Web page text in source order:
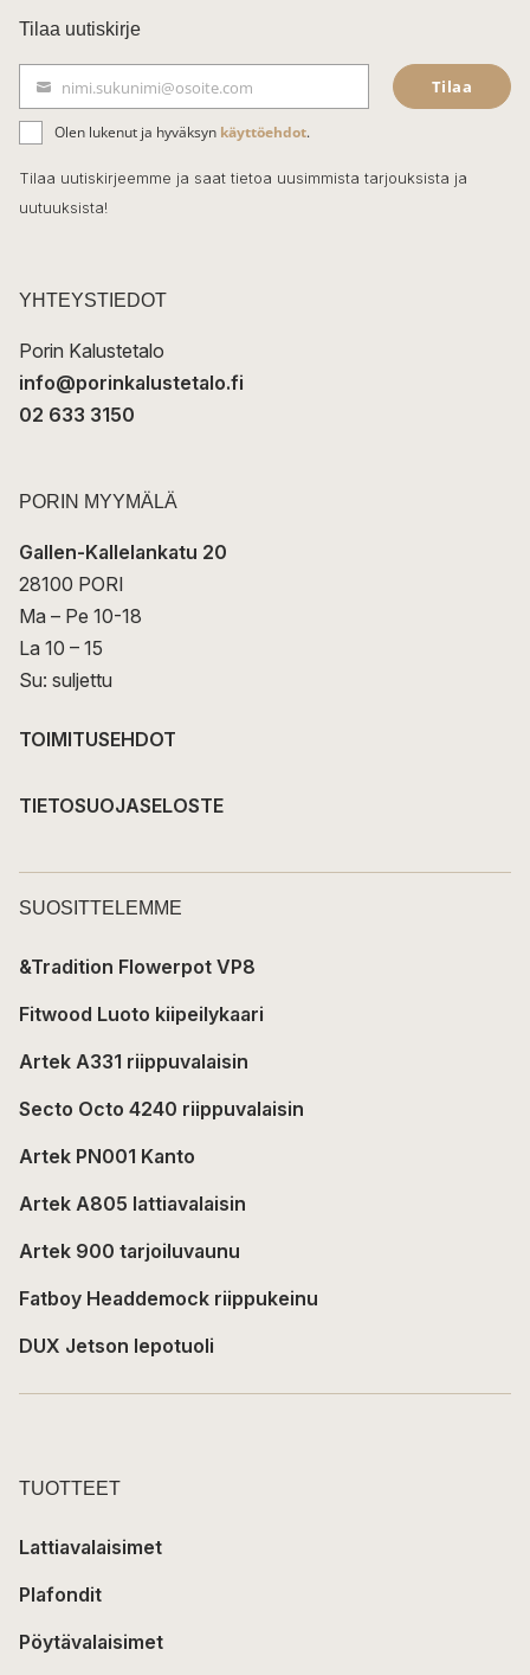
c
e
b
o
o
k
Tilaa uutiskirje
ä
h
k
t
nimi.sukunimi@osoite.com Tilaa
Olen lukenut ja hyväksyn käyttöehdot.
Tilaa uutiskirjeemme ja saat tietoa uusimmista tarjouksista ja
uutuuksista!
YHTEYSTIEDOT
Porin Kalustetalo
info@porinkalustetalo.fi
02 633 3150
PORIN MYYMÄLÄ
Gallen-Kallelankatu 20
28100 PORI
Ma – Pe 10-18
La 10 – 15
Su: suljettu
TOIMITUSEHDOT
TIETOSUOJASELOSTE
SUOSITTELEMME
&Tradition Flowerpot VP8
Fitwood Luoto kiipeilykaari
Artek A331 riippuvalaisin
Secto Octo 4240 riippuvalaisin
Artek PN001 Kanto
Artek A805 lattiavalaisin
Artek 900 tarjoiluvaunu
Fatboy Headdemock riippukeinu
DUX Jetson lepotuoli
TUOTTEET
Lattiavalaisimet
Plafondit
Pöytävalaisimet